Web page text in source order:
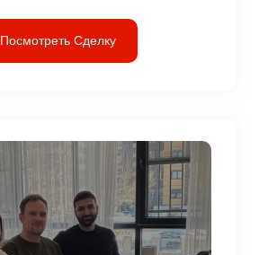
Посмотреть Сделку